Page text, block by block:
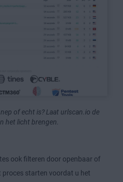
of echt is? Laat urlscan.io de
het licht brengen.
ook filteren door openbaar of
proces starten voordat u het